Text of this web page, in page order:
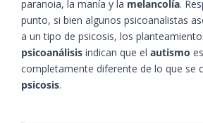
paranoia, la manía y la melancolía.
punto, si bien algunos psicoanalistas
a un tipo de psicosis, los
psicoanálisis indican que el autismo
completamente diferente de lo que se
psicosis.